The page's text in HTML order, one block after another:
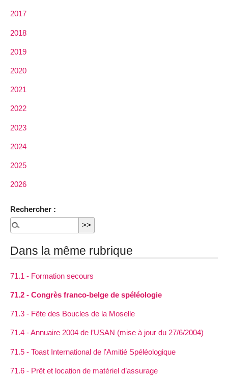
2017
2018
2019
2020
2021
2022
2023
2024
2025
2026
Rechercher :
Dans la même rubrique
71.1 - Formation secours
71.2 - Congrès franco-belge de spéléologie
71.3 - Fête des Boucles de la Moselle
71.4 - Annuaire 2004 de l’USAN (mise à jour du 27/6/2004)
71.5 - Toast International de l’Amitié Spéléologique
71.6 - Prêt et location de matériel d’assurage